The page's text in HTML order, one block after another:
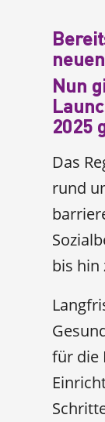
Nun
2025
Das
rund
bis hin
für die